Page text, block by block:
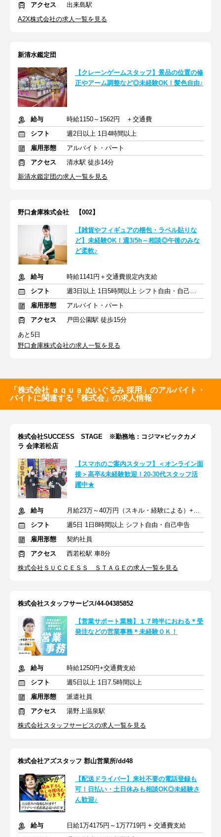
アクセス
出来島駅
A2X株式会社の求人一覧を見る
新清水鑑定団
【クレーンゲームスタッフ】景品の位置の修
正やアーム調整など◎未経験OK！髪色自由♪
給与
時給1150～1562円 ＋交通費
シフト
週2日以上 1日4時間以上
雇用形態
アルバイト・パート
アクセス
清水駅 徒歩14分
新清水鑑定団の求人一覧を見る
野口倉庫株式会社 【002】
【雑貨やフィギュアの梱包・ラベル貼りな
ど】未経験OK！週3/5h～相談◎午後のみな
ど柔軟♪
給与
時給1141円＋交通費規定内支給
シフト
週3日以上 1日5時間以上 シフト自由・自己申告
雇用形態
アルバイト・パート
アクセス
戸田公園駅 徒歩15分
あと5日
野口倉庫株式会社の求人一覧を見る
「株式会社 ａｑｕａ ぬいぐるみ 採用」のアルバイト・
バイトに関連する「株式会」の求人情報
株式会社SUCCESS STAGE ※勤務地：コジマ×ビックカメ
ラ 会津若松店
【スマホのご案内スタッフ】＜オンライン面
接＞高卒&未経験歓迎！20-30代スタッフ活
躍中★
給与
月給23万～40万円（スキル・経験による）+交通費全額支給
シフト
週5日 1日8時間以上 シフト自由・自己申告
雇用形態
契約社員
アクセス
西若松駅 車8分
株式会社ＳＵＣＣＥＳＳ ＳＴＡＧＥの求人一覧を見る
株式会社スタッフサービス/44-04385852
【営業サポート業務】１７時半におわる＊受
発注などの営業事務＊未経験ＯＫ！
給与
時給1250円+交通費支給
シフト
週5日以上 1日7.5時間以上
雇用形態
派遣社員
アクセス
湯野上温泉駅
株式会社スタッフサービスの求人一覧を見る
株式会社アズスタッフ 郡山営業所/dd48
【配送ドライバー】来社不要の電話登録も
可！日払い・土日休みも相談OK◎未経験さ
ん歓迎♪
給与
日給1万4175円～1万7719円 + 交通費支給